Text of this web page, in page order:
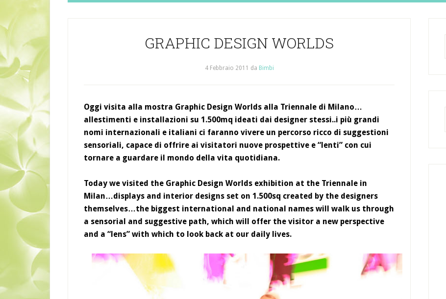
GRAPHIC DESIGN WORLDS
4 Febbraio 2011 da Bimbi
Oggi visita alla mostra Graphic Design Worlds alla Triennale di Milano…
allestimenti e installazioni su 1.500mq ideati dai designer stessi..i più grandi
nomi internazionali e italiani ci faranno vivere un percorso ricco di suggestioni
sensoriali, capace di offrire ai visitatori nuove prospettive e “lenti” con cui
tornare a guardare il mondo della vita quotidiana.
Today we visited the Graphic Design Worlds exhibition at the Triennale in
Milan…displays and interior designs set on 1.500sq created by the designers
themselves…the biggest international and national names will walk us through
a sensorial and suggestive path, which will offer the visitor a new perspective
and a “lens” with which to look back at our daily lives.